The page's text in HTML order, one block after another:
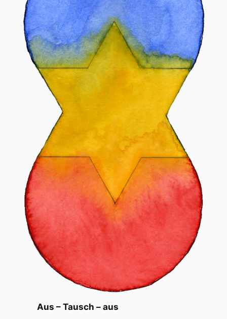
Aus – Tausch – aus